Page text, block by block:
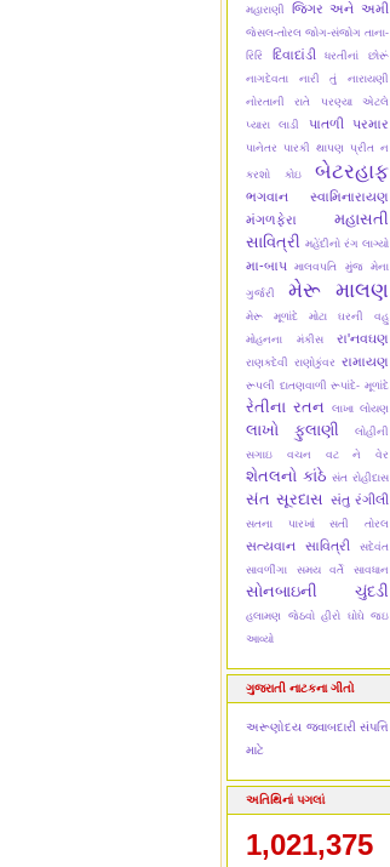
મહારાણી
જિગર અને અમી
જેસલ-તોરલ જોગ-સંજોગ તાના-
રિરિ
દિવાદાંડી
ધરતીનાં છોરૂં
નાગદેવતા
નારી તું નારાયણી
નોરતાની રાતે
પરણ્યા એટલે
પ્યારા લાડી
પાતળી પરમાર
પાનેતર પારકી થાપણ પ્રીત ન
કરશો કોઇ બેટરહાફ
ભગવાન સ્વામિનારાયણ
મંગળફેરા
મહાસતી
સાવિત્રી મહેંદીનો રંગ લાગ્યો
મા-બાપ માલવપતિ મુંજ મેના
ગુર્જરી મેરૂ માલણ
મેરૂ મૂળાંદે
મોટા ઘરની વહુ
મોહનના મંકીસ
રા'નવઘણ
રાણકદેવી રાણોકુંવર રામાયણ
રૂપલી દાતણવાળી રૂપાંદે- મૂળાંદે
રેતીના રતન લાખા લોયણ
લાખો ફુલાણી
લોહીની
સગાઇ
વચન વટ ને વેર
શેતલનો કાંઠે સંત રોહીદાસ
સંત સૂરદાસ સંતુ રંગીલી
સતના પારખાં સતી તોરલ
સત્યવાન સાવિત્રી
સદેવંત
સાવળીંગા
સમય વર્તે સાવધાન
સોનબાઇની ચુંદડી
હલામણ જેઠવો હીરો ઘોઘે જઇ
આવ્યો
ગુજરાતી નાટકના ગીતો
અરૂણોદય જવાબદારી સંપત્તિ
માટે
અતિથિનાં પગલાં
1,021,375